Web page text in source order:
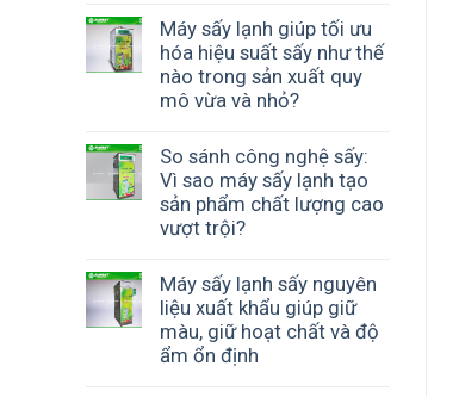
Máy sấy lạnh giúp tối ưu
hóa hiệu suất sấy như thế
nào trong sản xuất quy
mô vừa và nhỏ?
So sánh công nghệ sấy:
Vì sao máy sấy lạnh tạo
sản phẩm chất lượng cao
vượt trội?
Máy sấy lạnh sấy nguyên
liệu xuất khẩu giúp giữ
màu, giữ hoạt chất và độ
ẩm ổn định